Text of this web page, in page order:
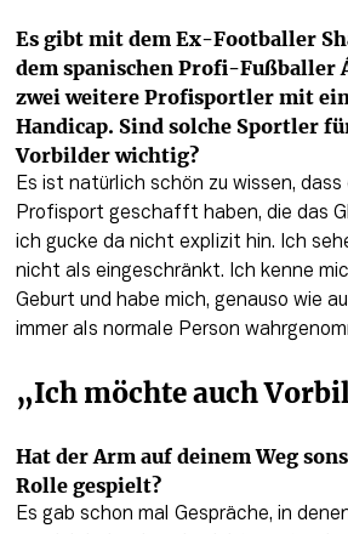
Es gibt mit dem Ex-Footballer
dem spanischen Profi-Fußballer
zwei weitere Profisportler mit
Handicap. Sind solche Sportler
Vorbilder wichtig?
Es ist natürlich schön zu wissen,
Profisport geschafft haben, die das
ich gucke da nicht explizit hin. Ich
nicht als eingeschränkt. Ich kenne
Geburt und habe mich, genauso wie
immer als normale Person
„Ich möchte auch
Hat der Arm auf deinem Weg
Rolle gespielt?
Es gab schon mal Gespräche, in